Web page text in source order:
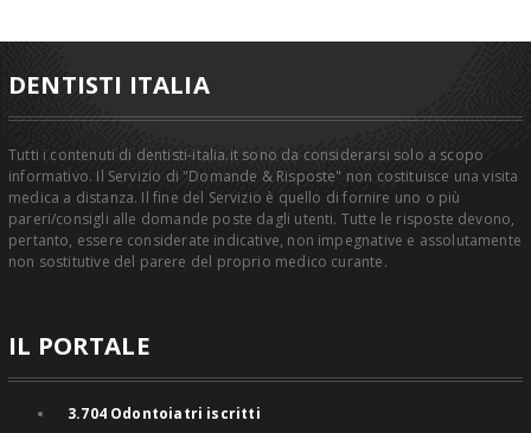
DENTISTI ITALIA
Tutti i contenuti di dentisti-italia.it sono da considerarsi solo a scopo
informativo. Il Servizio di "Domande & Risposte" non costituisce una visita
medica a distanza. Il fine del Servizio è quello di fornire uno o più
pareri/consigli alle domande poste dagli utenti. Tutte le risposte devono,
pertanto, essere considerate indicative, non impegnative e assolutamente
non sostitutive del parere del proprio medico curante.
IL PORTALE
3.704Odontoiatri iscritti